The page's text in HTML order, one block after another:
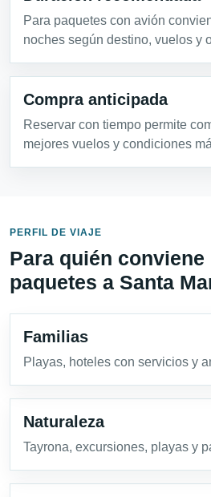
Para paquetes con avión
noches según destino, vuelos y
Compra anticipada
Reservar con tiempo permite
mejores vuelos y condiciones
PERFIL DE VIAJE
Para quién
paquetes a Santa
Familias
Playas, hoteles con servicios y
Naturaleza
Tayrona, excursiones, playas y